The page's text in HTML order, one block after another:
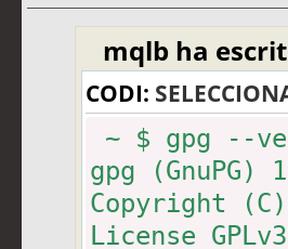
Algoritmes
Clau pública:
Xifratge: IDEA,
AES256,
Dispersió:
SHA512, SHA224
mqlb ha
CODI:
~ $ gpg --
gpg (GnuPG)
Copyright
License